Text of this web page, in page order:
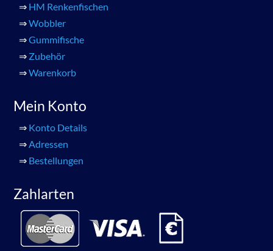
⇒ HM Renkenfischen
⇒Wobbler
⇒Gummifische
⇒ Zubehör
⇒Warenkorb
Mein Konto
⇒ Konto Details
⇒Adressen
⇒ Bestellungen
Zahlarten